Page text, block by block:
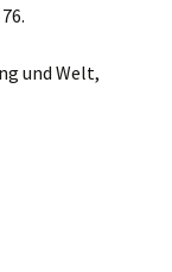
und Welt,